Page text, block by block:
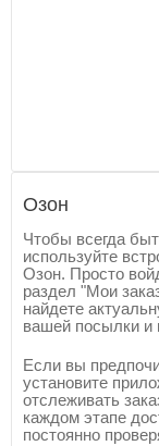
Озон
Чтобы всегда
используйте
Озон. Просто
раздел "Мои
найдете
вашей посылки и
Если вы
установите
отслеживать
каждом этапе
постоянно